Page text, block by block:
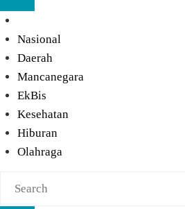
Nasional
Daerah
Mancanegara
EkBis
Kesehatan
Hiburan
Olahraga